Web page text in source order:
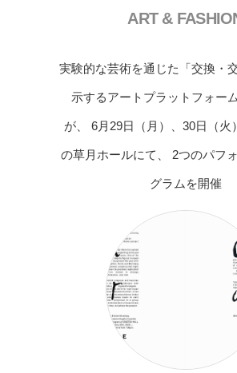
ART &
実験的な芸術を通じた「交換・
示するアートプラットフォー
が、 6月29日（月）、30日（火
の草月ホールにて、 2つのパフ
グラムを開催